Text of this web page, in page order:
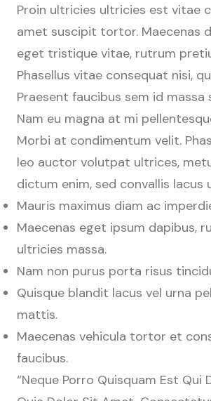
Proin ultricies ultricies est vitae
amet suscipit tortor. Maecenas
eget tristique vitae, rutrum
Phasellus vitae consequat nisi,
Praesent faucibus sem id massa
Nam eu magna at mi
Morbi at condimentum velit.
leo auctor volutpat ultrices,
dictum enim, sed convallis lacus
Mauris maximus diam ac
Maecenas eget ipsum dapibus,
ultricies massa.
Nam non purus porta risus
Quisque blandit lacus vel urna
mattis.
Maecenas vehicula tortor et
faucibus.
“Neque Porro Quisquam Est Qui